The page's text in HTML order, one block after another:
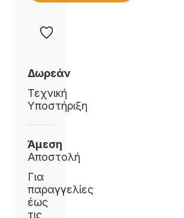
Δωρεάν
Τεχνική
Υποστήριξη
Άμεση
Αποστολή
Για
παραγγελίες
έως
τις